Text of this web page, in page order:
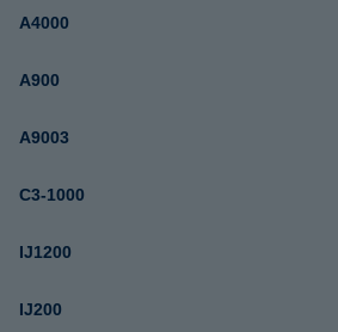
A4000
A900
A9003
C3-1000
IJ1200
IJ200